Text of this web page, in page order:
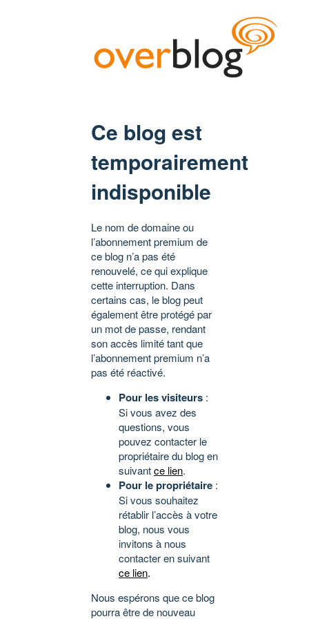
Ce blog est
temporairement
indisponible
Le nom de domaine ou
l’abonnement premium de
ce blog n’a pas été
renouvelé, ce qui explique
cette interruption. Dans
certains cas, le blog peut
également être protégé par
un mot de passe, rendant
son accès limité tant que
l’abonnement premium n’a
pas été réactivé.
Pour les visiteurs :
Si vous avez des
questions, vous
pouvez contacter le
propriétaire du blog en
suivantce lien.
Pour le propriétaire :
Si vous souhaitez
rétablir l’accès à votre
blog, nous vous
invitons à nous
contacter en suivant
ce lien.
Nous espérons que ce blog
pourra être de nouveau